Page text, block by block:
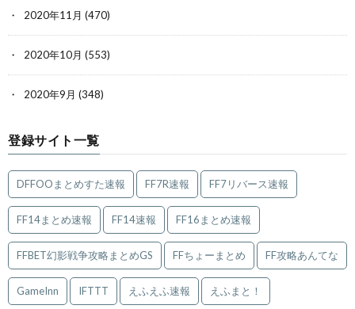
2020年11月 (470)
2020年10月 (553)
2020年9月 (348)
登録サイト一覧
DFFOOまとめすた速報 FF7R速報 FF7リバース速報
FF14まとめ速報 FF14速報 FF16まとめ速報
FFBET幻影戦争攻略まとめGS FFちょーまとめ FF攻略あんてな
GameInn IFTTT えふえふ速報 えふまと！